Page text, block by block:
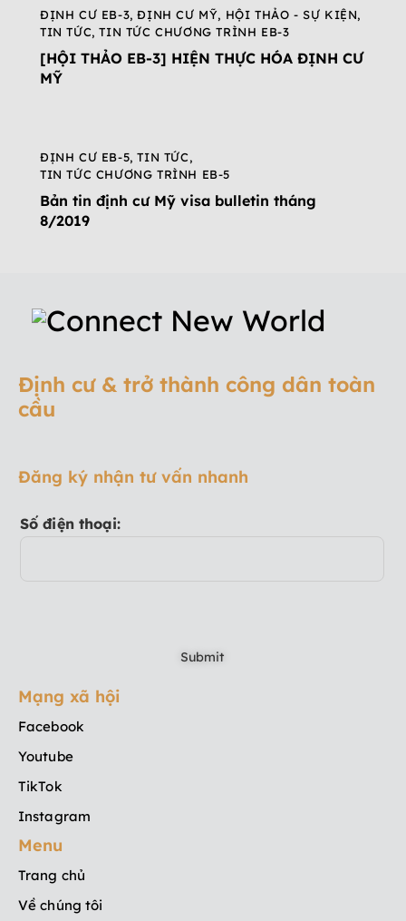
ĐỊNH CƯ EB-3,ĐỊNH CƯ MỸ, HỘI THẢO - SỰ KIỆN,
TIN TỨC,TIN TỨC CHƯƠNG TRÌNH EB-3
[HỘI THẢO EB-3] HIỆN THỰC HÓA ĐỊNH CƯ
MỸ
ĐỊNH CƯ EB-5,TIN TỨC,
TIN TỨC CHƯƠNG TRÌNH EB-5
Bản tin định cư Mỹ visa bulletin tháng
8/2019
Định cư & trở thành công dân toàn
cầu
Đăng ký nhận tư vấn nhanh
Số điện thoại:
Mạng xã hội
Facebook
Youtube
TikTok
Instagram
Menu
Trang chủ
Về chúng tôi